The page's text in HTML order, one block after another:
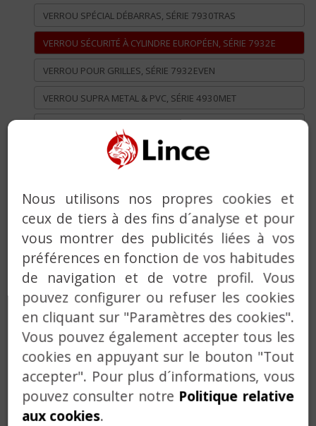
VERROU SPÉCIAL DÉBARRAS, SÉRIE 7930TRAS
VERROU SÉCURITÉ À CYLINDRE EUROPÉEN, SÉRIE 7932E
VERROU POUR GRILLES, SÉRIE 7932EVEN
VERROU SUPRA METAL & PVC, SÉRIE 4930MET
VERROU TRADITIONNEL, SÉRIES 3910 / 8915
VERROU 2970 CONÇU POUR UNE UTILISATION EN
EXTÉRIEUR
VERROU AVEC ALARME INTÉGRÉE
BÉQUILLES EN ACIER INOX
FERME-PORTES
SERVICE CLEFS ET ORGANIGRAMMES
SOLUTIONS PERSONNALISÉES
Nous utilisons nos propres cookies et
ceux de tiers à des fins d´analyse et pour
vous montrer des publicités liées à vos
préférences en fonction de vos habitudes
de navigation et de votre profil. Vous
pouvez configurer ou refuser les cookies
en cliquant sur "Paramètres des cookies".
Vous pouvez également accepter tous les
cookies en appuyant sur le bouton "Tout
accepter". Pour plus d´informations, vous
pouvez consulter notre Politique relative
aux cookies.